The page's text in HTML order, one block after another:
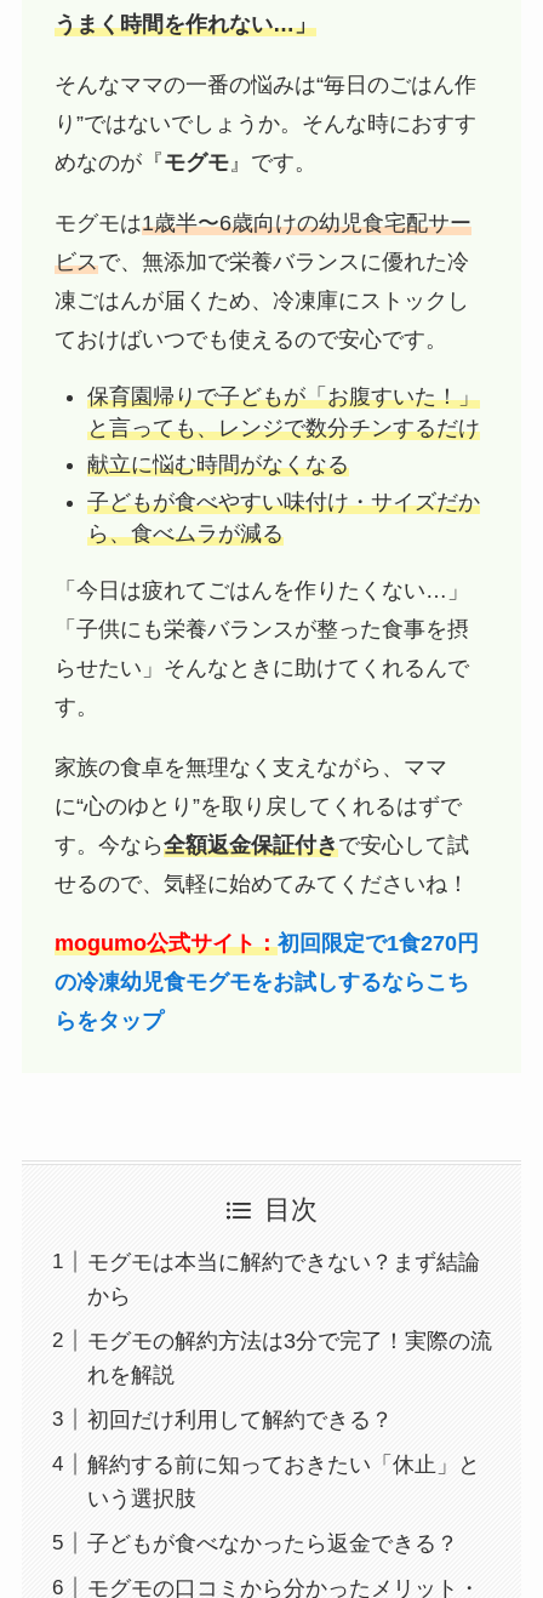
うまく時間を作れない…」
そんなママの一番の悩みは“毎日のごはん作
り”ではないでしょうか。そんな時におすす
めなのが『モグモ』です。
モグモは1歳半〜6歳向けの幼児食宅配サー
ビスで、無添加で栄養バランスに優れた冷
凍ごはんが届くため、冷凍庫にストックし
ておけばいつでも使えるので安心です。
保育園帰りで子どもが「お腹すいた！」
と言っても、レンジで数分チンするだけ
献立に悩む時間がなくなる
子どもが食べやすい味付け・サイズだか
ら、食べムラが減る
「今日は疲れてごはんを作りたくない…」
「子供にも栄養バランスが整った食事を摂
らせたい」そんなときに助けてくれるんで
す。
家族の食卓を無理なく支えながら、ママ
に“心のゆとり”を取り戻してくれるはずで
す。今なら全額返金保証付きで安心して試
せるので、気軽に始めてみてくださいね！
mogumo公式サイト：初回限定で1食270円
の冷凍幼児食モグモをお試しするならこち
らをタップ
目次
モグモは本当に解約できない？まず結論
から
モグモの解約方法は3分で完了！実際の流
れを解説
初回だけ利用して解約できる？
解約する前に知っておきたい「休止」と
いう選択肢
子どもが食べなかったら返金できる？
モグモの口コミから分かったメリット・